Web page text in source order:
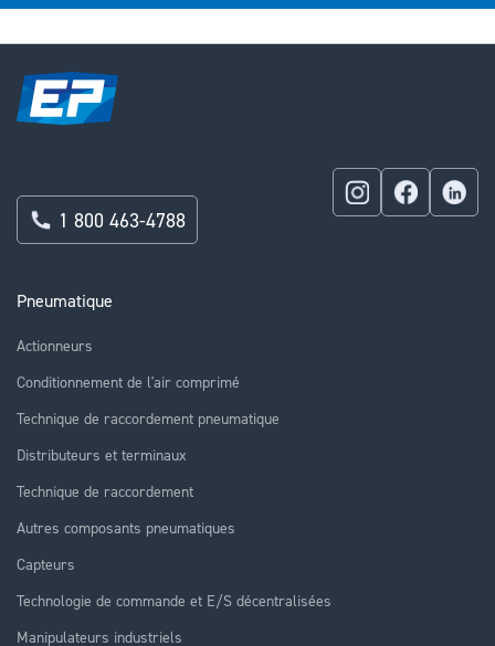
Pneumatique
Actionneurs
Conditionnement de l'air comprimé
Technique de raccordement pneumatique
Distributeurs et terminaux
Technique de raccordement
Autres composants pneumatiques
Capteurs
Technologie de commande et E/S décentralisées
Manipulateurs industriels
1 800 463-4788